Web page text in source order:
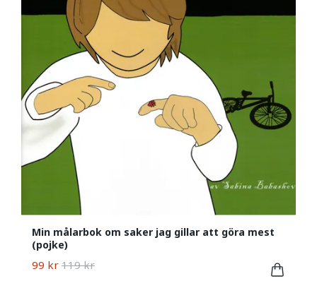
Min målarbok om saker jag gillar att göra mest
(pojke)
99 kr 119 kr